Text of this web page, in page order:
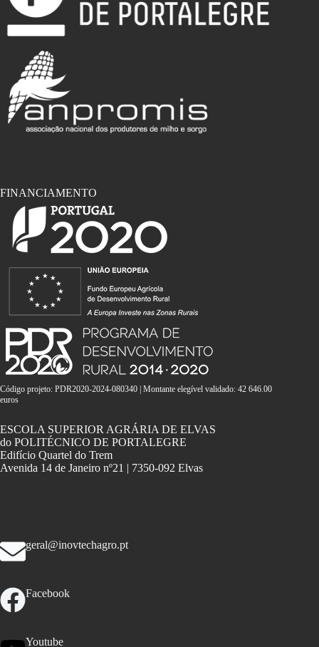
FINANCIAMENTO
Código projeto: PDR2020-2024-080340 | Montante elegível validado: 42 646.00
euros
ESCOLA SUPERIOR AGRÁRIA DE ELVAS
do POLITÉCNICO DE PORTALEGRE
Edifício Quartel do Trem
Avenida 14 de Janeiro nº21 | 7350-092 Elvas
geral@inovtechagro.pt
Facebook
Youtube